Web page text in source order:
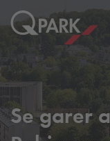
Se garer